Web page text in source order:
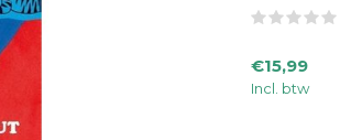
€15,99
Incl. btw